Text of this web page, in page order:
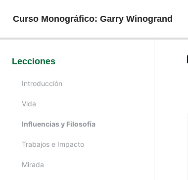
Curso Monográfico: Garry Winogrand
Lecciones
Introducción
Vida
Influencias y Filosofía
Trabajos e Impacto
Mirada